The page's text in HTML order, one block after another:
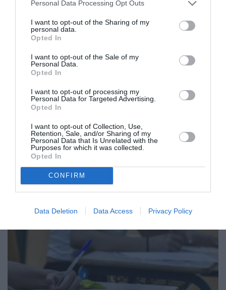
Personal Data Processing Opt Outs
I want to opt-out of the Sharing of my
personal data.
Opted In
I want to opt-out of the Sale of my
Personal Data.
Opted In
I want to opt-out of processing my
Personal Data for Targeted Advertising.
Opted In
I want to opt-out of Collection, Use,
Retention, Sale, and/or Sharing of my
Personal Data that Is Unrelated with the
Purposes for which it was collected.
Opted In
CONFIRM
Data Deletion Data Access Privacy Policy
Πανελλαδικές 2026: Την Πέμπτη οι
19/06/2026 16:55
Το Υπουργείο Παιδείας, Θρησκευμάτων &
Αθλητισμού ενημερώνει ότι στάλθηκε οδηγία προς
τα Βαθμολογικά Κέντρα, ώστε να ολοκληρωθούν
οι...